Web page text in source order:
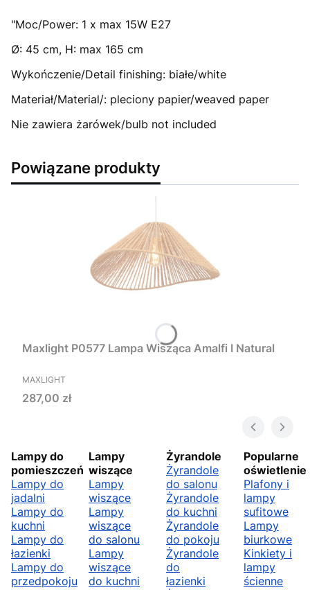
"Moc/Power: 1 x max 15W E27
Ø: 45 cm, H: max 165 cm
Wykończenie/Detail finishing: białe/white
Materiał/Material/: pleciony papier/weaved paper
Nie zawiera żarówek/bulb not included
Powiązane produkty
Maxlight P0577 Lampa Wisząca Amalfi I Natural
PRODUCENT
MAXLIGHT
Cena
287,00 zł
Lampy do
pomieszczeń
Lampy do
jadalni
Lampy do
kuchni
Lampy do
łazienki
Lampy do
przedpokoju
Lampy
wiszące
Lampy
wiszące
Lampy
wiszące
do salonu
Lampy
wiszące
do kuchni
Żyrandole
Żyrandole
do salonu
Żyrandole
do kuchni
Żyrandole
do pokoju
Żyrandole
do
łazienki
Popularne
oświetlenie
Plafony i
lampy
sufitowe
Lampy
biurkowe
Kinkiety i
lampy
ścienne